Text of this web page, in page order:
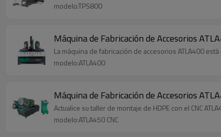
modelo:TPS800
Máquina de Fabricación de Accesorios
La máquina de fabricación de accesorios ATLA400
modelo:ATLA400
Máquina de Fabricación de Accesorios
Actualice su taller de montaje de HDPE con el CNC
modelo:ATLA450 CNC